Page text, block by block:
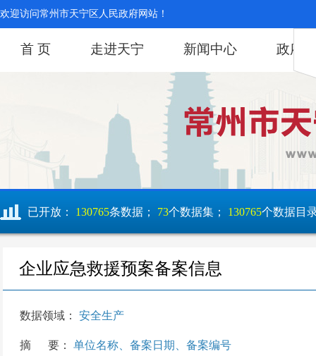
欢迎访问常州市天宁区人民政府网站！
首 页 走进天宁 新闻中心 政府
已开放： 130765条数据； 73个数据集； 130765个数据目
企业应急救援预案备案信息
数据领域： 安全生产
摘 要： 单位名称、备案日期、备案编号